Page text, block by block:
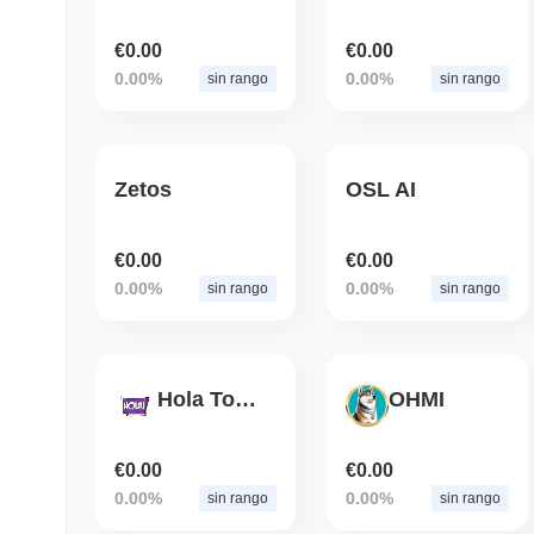
€0.00
0.00% sin rango
€0.00
0.00% sin rango
Zetos
€0.00
0.00% sin rango
OSL AI
€0.00
0.00% sin rango
Hola Token
€0.00
0.00% sin rango
OHMI
€0.00
0.00% sin rango